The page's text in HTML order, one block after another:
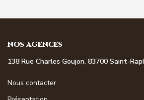
NOS AGENCES
138 Rue Charles Goujon, 83700 Saint-
Nous contacter